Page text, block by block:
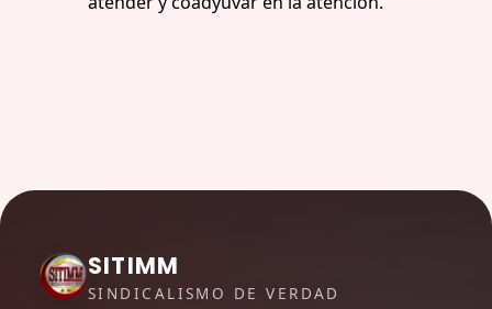
SITIMM
SINDICALISMO DE VERDAD